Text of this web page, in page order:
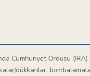
Cumhuriyet Ordusu
dükkanlar,